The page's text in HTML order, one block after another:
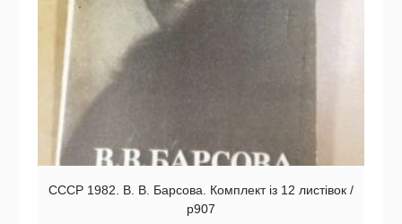
СССР 1982. В. В. Барсова. Комплект із 12 листівок /
р907